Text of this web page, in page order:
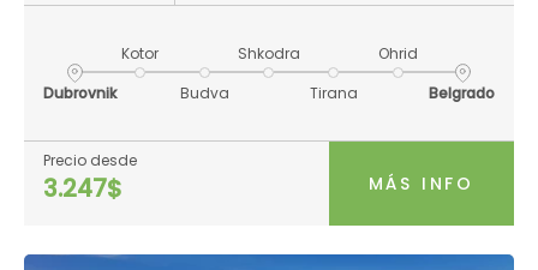
Dubrovnik
Kotor
Budva
Shkodra
Tirana
Ohrid
Belgrado
Precio desde
3.247$ MÁS INFO